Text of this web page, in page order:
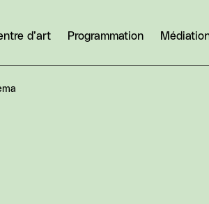
d’art Programmation